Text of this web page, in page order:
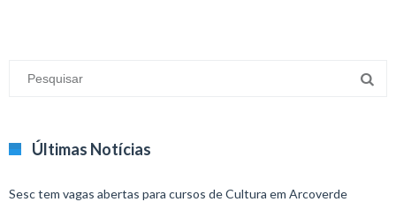
Últimas Notícias
Sesc tem vagas abertas para cursos de Cultura em Arcoverde